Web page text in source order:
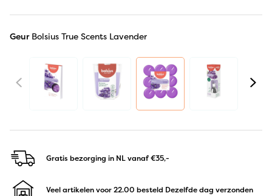
Geur Bolsius True Scents Lavender
Gratis bezorging in NLvanaf €35,-
Veel artikelen voor 22.00 besteld Dezelfde dag verzonden